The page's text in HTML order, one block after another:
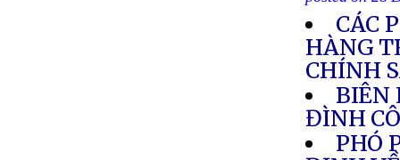
CÁC
HÀNG
CHÍNH
BIÊN
ĐÌNH
PHÓ